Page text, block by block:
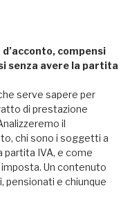
compensi
senza avere la partita
serve sapere per
di prestazione
il
chi sono i soggetti a
partita IVA, e come
Un contenuto
pensionati e chiunque